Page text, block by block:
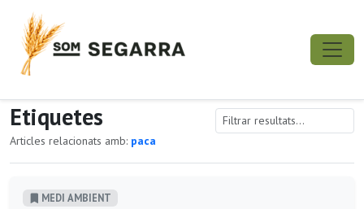
Etiquetes
Articles relacionats amb: paca
MEDI AMBIENT